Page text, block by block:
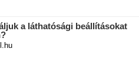
a láthatósági beállításokat